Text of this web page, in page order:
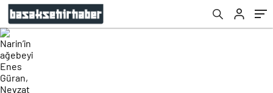
kayıtları çıkınca görüşeceğiz